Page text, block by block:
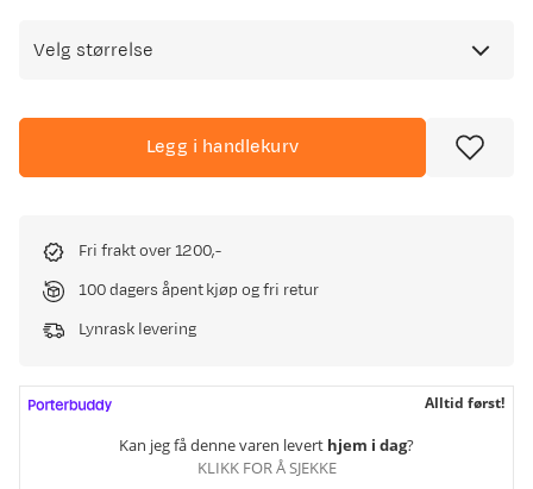
Velg størrelse
Legg i handlekurv
Fri frakt over 1200,-
100 dagers åpent kjøp og fri retur
Lynrask levering
Alltid først!
Kan jeg få denne varen levert hjem i dag?
KLIKK FOR Å SJEKKE